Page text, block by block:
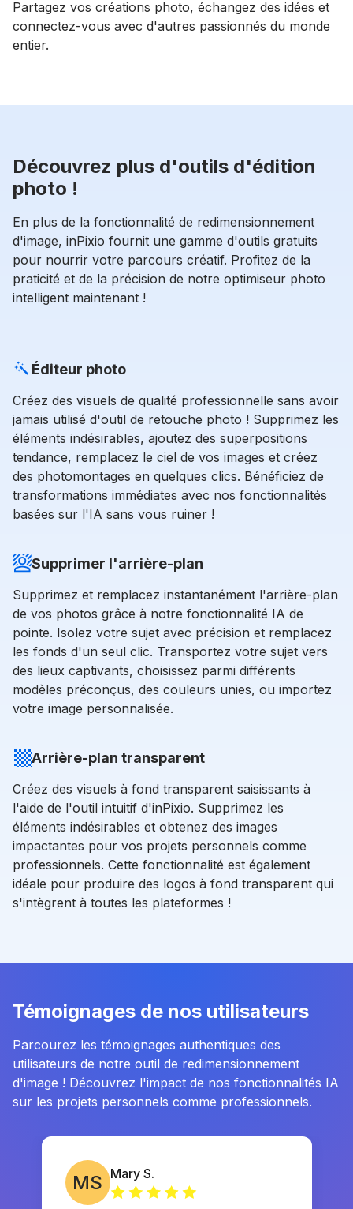
Partagez vos créations photo, échangez des idées et
connectez-vous avec d'autres passionnés du monde
entier.
Découvrez plus d'outils d'édition
photo !
En plus de la fonctionnalité de redimensionnement
d'image, inPixio fournit une gamme d'outils gratuits
pour nourrir votre parcours créatif. Profitez de la
praticité et de la précision de notre optimiseur photo
intelligent maintenant !
Éditeur photo
Créez des visuels de qualité professionnelle sans avoir
jamais utilisé d'outil de retouche photo ! Supprimez les
éléments indésirables, ajoutez des superpositions
tendance, remplacez le ciel de vos images et créez
des photomontages en quelques clics. Bénéficiez de
transformations immédiates avec nos fonctionnalités
basées sur l'IA sans vous ruiner !
Supprimer l'arrière-plan
Supprimez et remplacez instantanément l'arrière-plan
de vos photos grâce à notre fonctionnalité IA de
pointe. Isolez votre sujet avec précision et remplacez
les fonds d'un seul clic. Transportez votre sujet vers
des lieux captivants, choisissez parmi différents
modèles préconçus, des couleurs unies, ou importez
votre image personnalisée.
Arrière-plan transparent
Créez des visuels à fond transparent saisissants à
l'aide de l'outil intuitif d'inPixio. Supprimez les
éléments indésirables et obtenez des images
impactantes pour vos projets personnels comme
professionnels. Cette fonctionnalité est également
idéale pour produire des logos à fond transparent qui
s'intègrent à toutes les plateformes !
Témoignages de nos utilisateurs
Parcourez les témoignages authentiques des
utilisateurs de notre outil de redimensionnement
d'image ! Découvrez l'impact de nos fonctionnalités IA
sur les projets personnels comme professionnels.
MS Mary S.